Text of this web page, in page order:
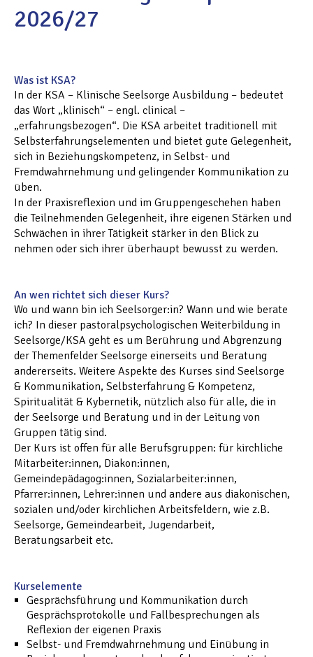
2026/27
Was ist KSA?
In der KSA – Klinische Seelsorge Ausbildung – bedeutet
das Wort „klinisch“ – engl. clinical –
„erfahrungsbezogen“. Die KSA arbeitet traditionell mit
Selbsterfahrungselementen und bietet gute Gelegenheit,
sich in Beziehungskompetenz, in Selbst- und
Fremdwahrnehmung und gelingender Kommunikation zu
üben.
In der Praxisreflexion und im Gruppengeschehen haben
die Teilnehmenden Gelegenheit, ihre eigenen Stärken und
Schwächen in ihrer Tätigkeit stärker in den Blick zu
nehmen oder sich ihrer überhaupt bewusst zu werden.
An wen richtet sich dieser Kurs?
Wo und wann bin ich Seelsorger:in? Wann und wie berate
ich? In dieser pastoralpsychologischen Weiterbildung in
Seelsorge/KSA geht es um Berührung und Abgrenzung
der Themenfelder Seelsorge einerseits und Beratung
andererseits. Weitere Aspekte des Kurses sind Seelsorge
& Kommunikation, Selbsterfahrung & Kompetenz,
Spiritualität & Kybernetik, nützlich also für alle, die in
der Seelsorge und Beratung und in der Leitung von
Gruppen tätig sind.
Der Kurs ist offen für alle Berufsgruppen: für kirchliche
Mitarbeiter:innen, Diakon:innen,
Gemeindepädagog:innen, Sozialarbeiter:innen,
Pfarrer:innen, Lehrer:innen und andere aus diakonischen,
sozialen und/oder kirchlichen Arbeitsfeldern, wie z.B.
Seelsorge, Gemeindearbeit, Jugendarbeit,
Beratungsarbeit etc.
Kurselemente
Gesprächsführung und Kommunikation durch
Gesprächsprotokolle und Fallbesprechungen als
Reflexion der eigenen Praxis
Selbst- und Fremdwahrnehmung und Einübung in